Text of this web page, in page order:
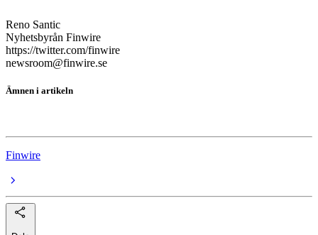
Reno Santic
Nyhetsbyrån Finwire
https://twitter.com/finwire
newsroom@finwire.se
Ämnen i artikeln
Finwire